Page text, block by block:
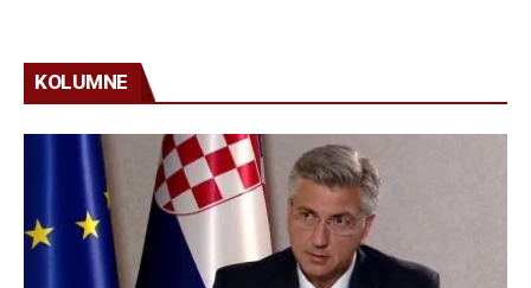
KOLUMNE